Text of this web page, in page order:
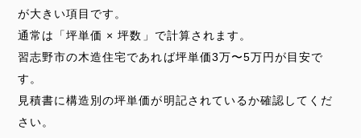
が大きい項目です。
通常は「坪単価 × 坪数」で計算されます。
習志野市の木造住宅であれば坪単価3万〜5万円が目安で
す。
見積書に構造別の坪単価が明記されているか確認してくだ
さい。